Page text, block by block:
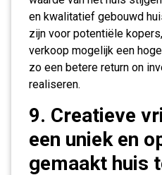
en kwalitatief gebouwd
zijn voor potentiële
verkoop mogelijk een
zo een betere return on
realiseren.
9. Creatieve
een uniek en
gemaakt huis